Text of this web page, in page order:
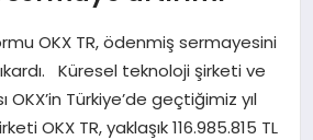
OKX TR, ödenmiş sermayesini
Küresel teknoloji şirketi ve
Türkiye’de geçtiğimiz yıl
OKX TR, yaklaşık 116.985.815 TL